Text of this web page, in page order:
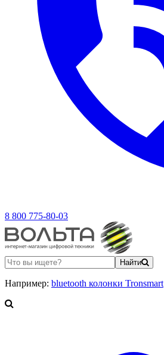
8 800 775-80-03
Найти
Например: bluetooth колонки Tronsmart